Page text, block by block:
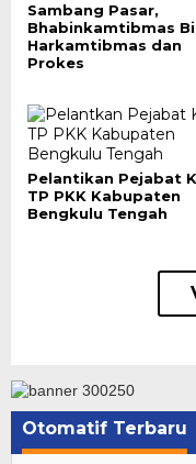
Sambang Pasar,
Bhabinkamtibmas
Harkamtibmas dan
Prokes
Pelantikan Pejabat
TP PKK Kabupaten
Bengkulu Tengah
Otomatif Terbaru